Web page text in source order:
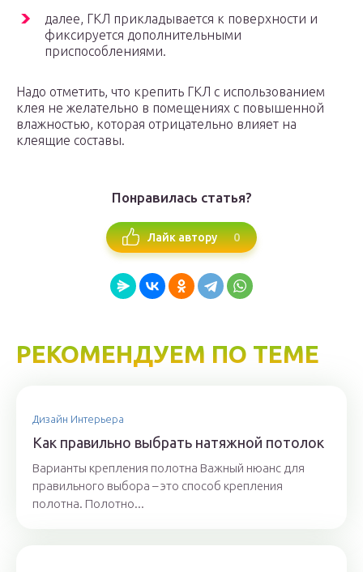
далее, ГКЛ прикладывается к поверхности и
фиксируется дополнительными
приспособлениями.
Надо отметить, что крепить ГКЛ с использованием
клея не желательно в помещениях с повышенной
влажностью, которая отрицательно влияет на
клеящие составы.
Понравилась статья?
Лайк автору 0
РЕКОМЕНДУЕМ ПО ТЕМЕ
Дизайн Интерьера
Как правильно выбрать натяжной потолок
Варианты крепления полотна Важный нюанс для
правильного выбора – это способ крепления
полотна. Полотно...